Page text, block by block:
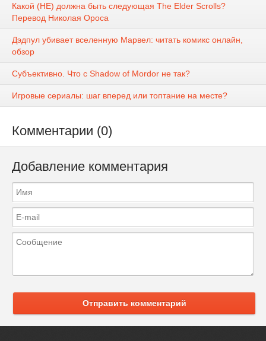
Какой (НЕ) должна быть следующая The Elder Scrolls?
Перевод Николая Ороса
Дэдпул убивает вселенную Марвел: читать комикс онлайн,
обзор
Субъективно. Что с Shadow of Mordor не так?
Игровые сериалы: шаг вперед или топтание на месте?
Комментарии (0)
Добавление комментария
Отправить комментарий